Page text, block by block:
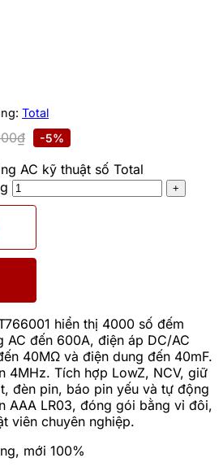
Total
-5%
AC kỹ thuật số Total
hiển thị 4000 số đếm
AC đến 600A, điện áp DC/AC
40MΩ và điện dung đến 40mF.
4MHz. Tích hợp LowZ, NCV, giữ
đèn pin, báo pin yếu và tự động
AAA LR03, đóng gói bằng vỉ đôi,
viên chuyên nghiệp.
mới 100%